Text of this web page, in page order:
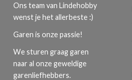
Ons team van Lindehobby
wenst je het allerbeste :)
Garen is onze passie!
We sturen graag garen
naar al onze geweldige
garenliefhebbers.